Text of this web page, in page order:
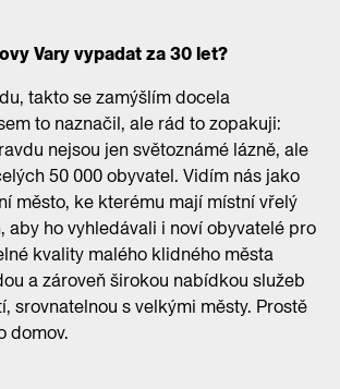
Vary vypadat za 30 let?
takto se zamýšlím docela
to naznačil, ale rád to zopakuji:
nejsou jen světoznámé lázně, ale
50 000 obyvatel. Vidím nás jako
město, ke kterému mají místní vřelý
aby ho vyhledávali i noví obyvatelé pro
kvality malého klidného města
a zároveň širokou nabídkou služeb
srovnatelnou s velkými městy. Prostě
domov.